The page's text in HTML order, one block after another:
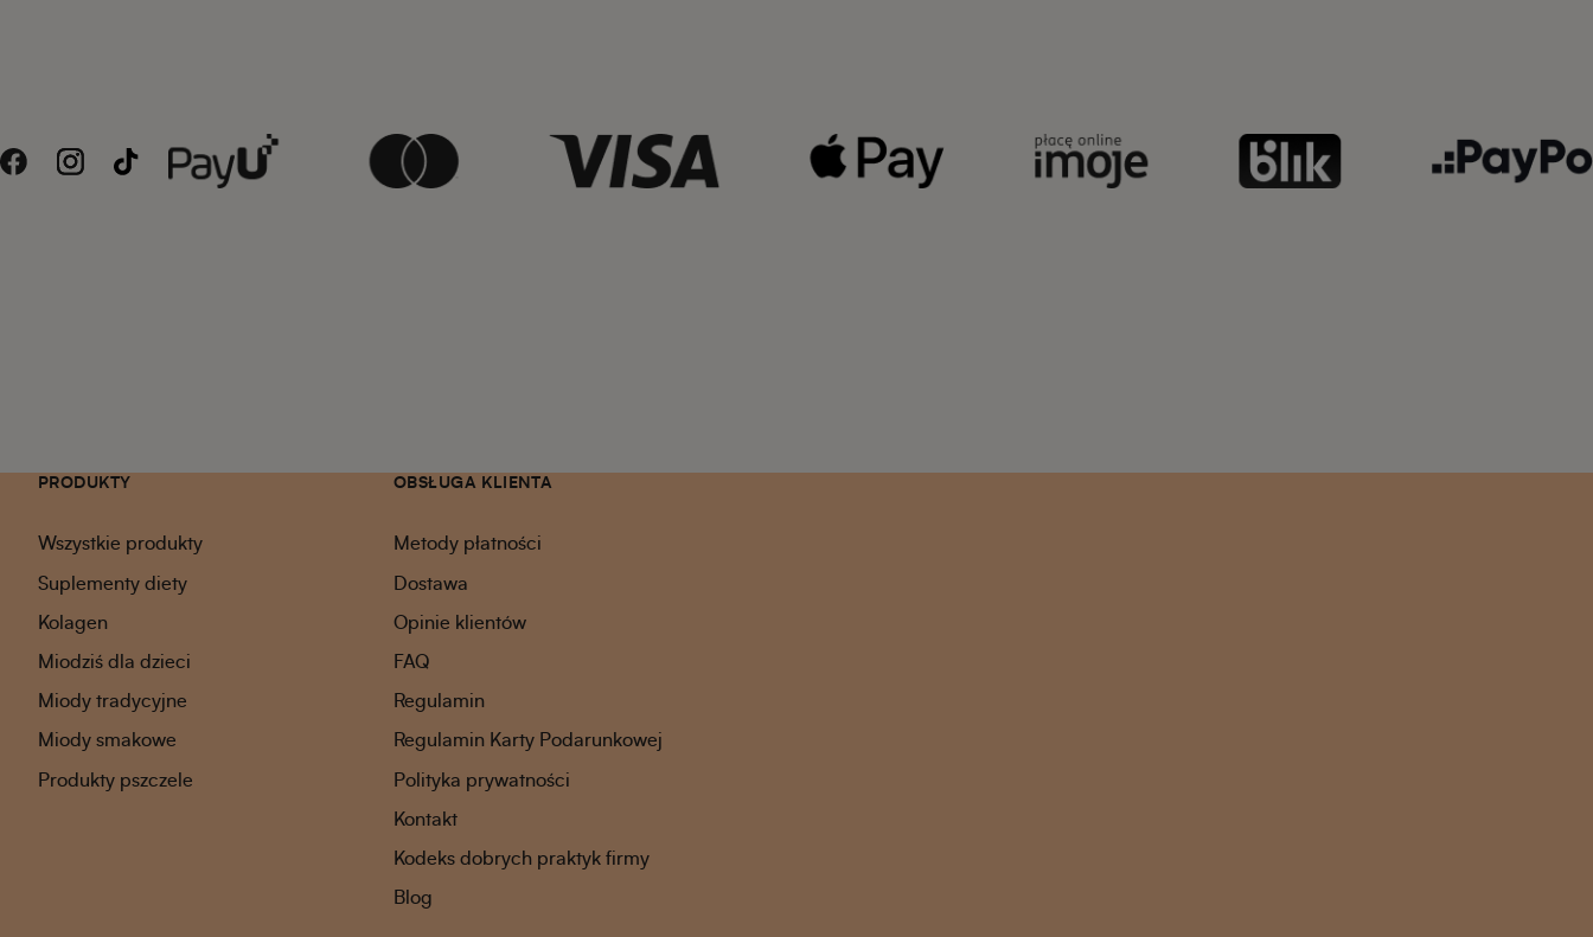
PRODUKTY
Wszystkie produkty
Suplementy diety
Kolagen
Miodziś dla dzieci
Miody tradycyjne
Miody smakowe
Produkty pszczele
OBSŁUGA KLIENTA
Metody płatności
Dostawa
Opinie klientów
FAQ
Regulamin
Regulamin Karty Podarunkowej
Polityka prywatności
Kontakt
Kodeks dobrych praktyk firmy
Blog